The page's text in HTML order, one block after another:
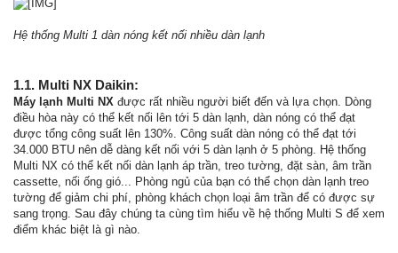
Hệ thống Multi 1 dàn nóng kết nối nhiều dàn lạnh
1.1. Multi NX Daikin:
Máy lạnh Multi NX được rất nhiều người biết đến và lựa chọn. Dòng
điều hòa này có thể kết nối lên tới 5 dàn lạnh, dàn nóng có thể đạt
được tổng công suất lên 130%. Công suất dàn nóng có thể đạt tới
34.000 BTU nên dễ dàng kết nối với 5 dàn lạnh ở 5 phòng. Hệ thống
Multi NX có thể kết nối dàn lạnh áp trần, treo tường, đặt sàn, âm trần
cassette, nối ống gió... Phòng ngủ của bạn có thể chọn dàn lạnh treo
tường để giảm chi phí, phòng khách chọn loại âm trần để có được sự
sang trọng. Sau đây chúng ta cùng tìm hiểu về hệ thống Multi S để xem
điểm khác biệt là gì nào.